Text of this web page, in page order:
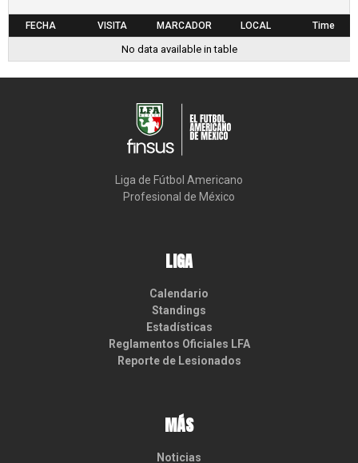
FECHA VISITA MARCADOR LOCAL Time
No data available in table
Liga de Fútbol Americano
Profesional de México
LIGA
Calendario
Standings
Estadísticas
Reglamentos Oficiales LFA
Reporte de Lesionados
MÁS
Noticias